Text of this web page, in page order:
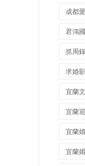
成都
君鴻
抓周
求婚
宜蘭
宜蘭
宜蘭
宜蘭